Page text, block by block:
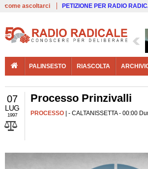
come ascoltarci PETIZIONE PER RADIO
PALINSESTO RIASCOLTA
07
LUG
1997
Processo Prinzivalli
PROCESSO | - CALTANISSETTA - 00:00